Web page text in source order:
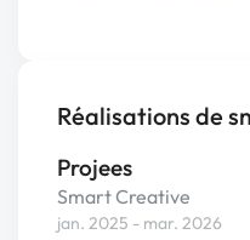
Réalisations de
Projees
Smart Creative
jan. 2025 - mar. 2026